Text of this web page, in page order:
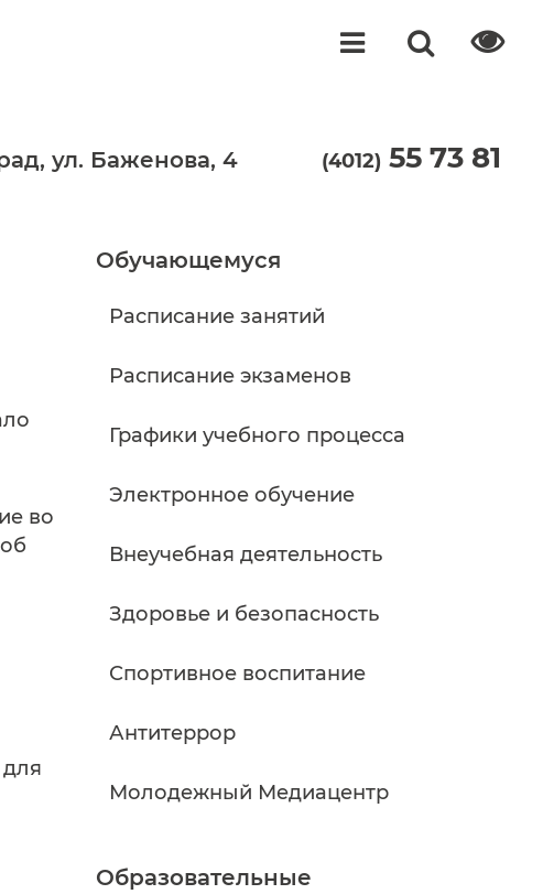
ул. Баженова, 4 (4012) 55 73 81
во
Обучающемуся
Расписание занятий
Расписание экзаменов
Графики учебного процесса
Электронное обучение
Внеучебная деятельность
Здоровье и безопасность
Спортивное воспитание
Антитеррор
Молодежный Медиацентр
Образовательные